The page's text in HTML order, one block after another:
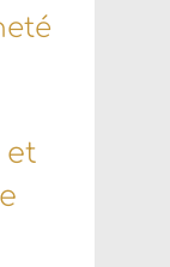
et